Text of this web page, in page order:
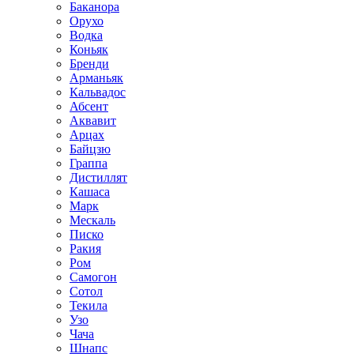
Баканора
Орухо
Водка
Коньяк
Бренди
Арманьяк
Кальвадос
Абсент
Аквавит
Арцах
Байцзю
Граппа
Дистиллят
Кашаса
Марк
Мескаль
Писко
Ракия
Ром
Самогон
Сотол
Текила
Узо
Чача
Шнапс